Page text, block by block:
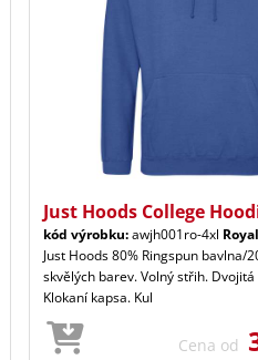
Just Hoods College
kód výrobku:awjh001ro-4xl Royal
Just Hoods 80% Ringspun bavlna/
skvělých barev. Volný střih.
Klokaní kapsa. Kul
Cena od